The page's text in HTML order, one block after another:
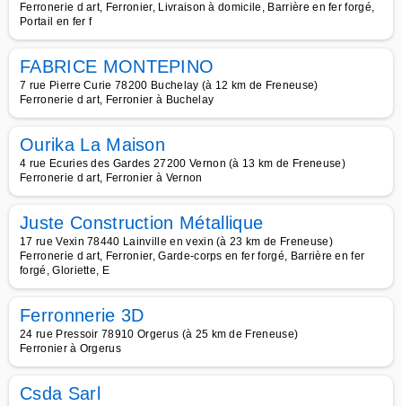
Ferronerie d art, Ferronier, Livraison à domicile, Barrière en fer forgé,
Portail en fer f
FABRICE MONTEPINO
7 rue Pierre Curie 78200 Buchelay (à 12 km de Freneuse)
Ferronerie d art, Ferronier à Buchelay
Ourika La Maison
4 rue Ecuries des Gardes 27200 Vernon (à 13 km de Freneuse)
Ferronerie d art, Ferronier à Vernon
Juste Construction Métallique
17 rue Vexin 78440 Lainville en vexin (à 23 km de Freneuse)
Ferronerie d art, Ferronier, Garde-corps en fer forgé, Barrière en fer
forgé, Gloriette, E
Ferronnerie 3D
24 rue Pressoir 78910 Orgerus (à 25 km de Freneuse)
Ferronier à Orgerus
Csda Sarl